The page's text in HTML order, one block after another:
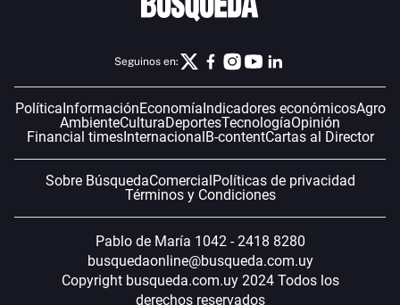
Seguinos en:
PolíticaInformaciónEconomíaIndicadores económicosAgro
AmbienteCulturaDeportesTecnologíaOpinión
Financial timesInternacionalB-contentCartas al Director
Sobre BúsquedaComercialPolíticas de privacidad
Términos y Condiciones
Pablo de María 1042 - 2418 8280
busquedaonline@busqueda.com.uy
Copyright busqueda.com.uy 2024 Todos los
derechos reservados